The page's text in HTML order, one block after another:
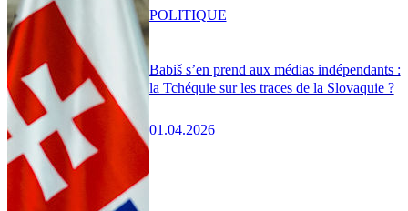
Babiš s’en prend aux médias indépendants :
la Tchéquie sur les traces de la Slovaquie ?
01.04.2026
POLITIQUE